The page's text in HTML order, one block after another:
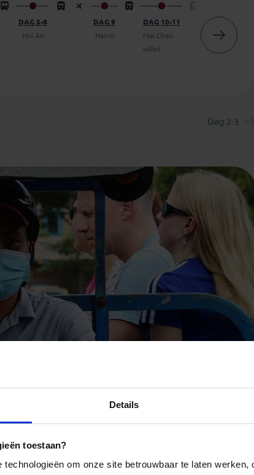
Details
toestaan?
technologieën om onze site betrouwbaar te laten werken,
DAG 5-8
Hoi An
DAG 9
Hanoi
DAG 10-11
Mai Chau
vallei
DAG 12
Ninh
Binh
Dag 2-3
en jouw familiereis Vietnam van start gaat. Ho Chi
en is druk en lawaaiig; het is het commerciële
ergens naar toe op de fiets of een brommer. Iedereen is